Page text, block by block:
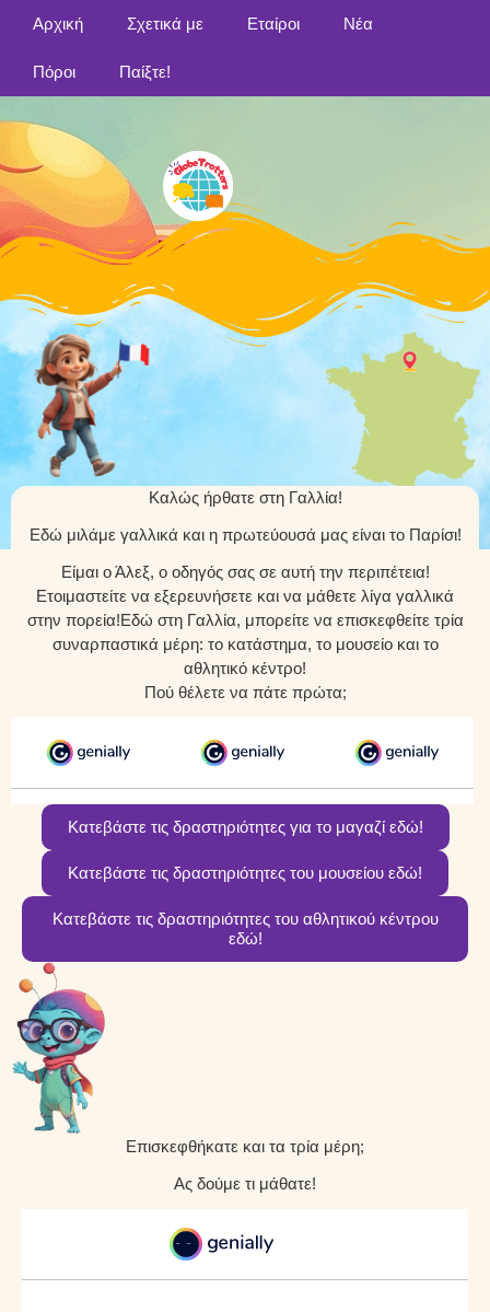
Αρχική Σχετικά με Εταίροι Νέα
Πόροι Παίξτε!
Καλώς ήρθατε στη Γαλλία!
Εδώ μιλάμε γαλλικά και η πρωτεύουσά μας είναι το Παρίσι!
Είμαι ο Άλεξ, ο οδηγός σας σε αυτή την περιπέτεια!
Ετοιμαστείτε να εξερευνήσετε και να μάθετε λίγα γαλλικά
στην πορεία!Εδώ στη Γαλλία, μπορείτε να επισκεφθείτε τρία
συναρπαστικά μέρη: το κατάστημα, το μουσείο και το
αθλητικό κέντρο!
Πού θέλετε να πάτε πρώτα;
Κατεβάστε τις δραστηριότητες για το μαγαζί εδώ!
Κατεβάστε τις δραστηριότητες του μουσείου εδώ!
Κατεβάστε τις δραστηριότητες του αθλητικού κέντρου
εδώ!
Επισκεφθήκατε και τα τρία μέρη;
Ας δούμε τι μάθατε!